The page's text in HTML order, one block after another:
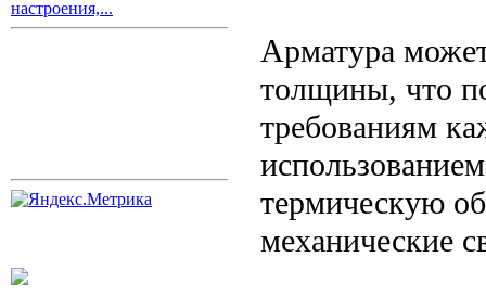
настроения,...
Арматура
толщины, что
требованиям
термическую
механические